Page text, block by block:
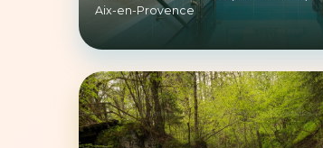
Aix-en-Provence